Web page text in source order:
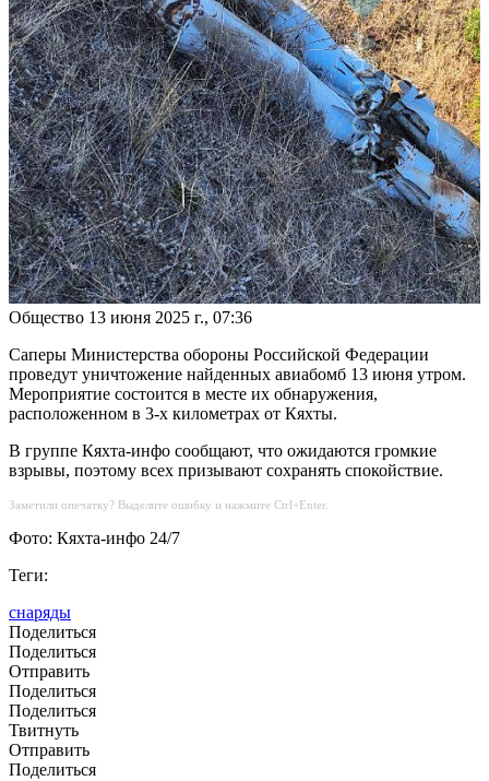
Общество 13 июня 2025 г., 07:36
Саперы Министерства обороны Российской Федерации
проведут уничтожение найденных авиабомб 13 июня утром.
Мероприятие состоится в месте их обнаружения,
расположенном в 3-х километрах от Кяхты.
В группе Кяхта-инфо сообщают, что ожидаются громкие
взрывы, поэтому всех призывают сохранять спокойствие.
Заметили опечатку? Выделите ошибку и нажмите Ctrl+Enter.
Фото: Кяхта-инфо 24/7
Теги:
снаряды
Поделиться
Поделиться
Отправить
Поделиться
Поделиться
Твитнуть
Отправить
Поделиться